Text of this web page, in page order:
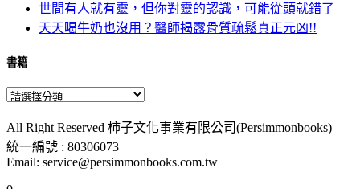
世間有人就有靈，但你對靈的認識，可能從頭就錯了
天天喝牛奶也沒用？醫師揭露骨質疏鬆真正元凶!!
書籍
All Right Reserved 柿子文化事業有限公司(Persimmonbooks)
統一編號 : 80306073
Email: service@persimmonbooks.com.tw